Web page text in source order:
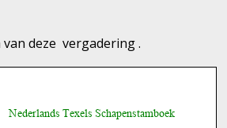
deze vergadering .